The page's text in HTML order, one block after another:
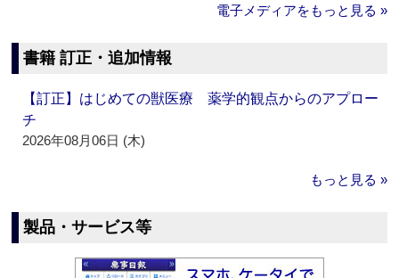
電子メディアをもっと見る »
書籍 訂正・追加情報
【訂正】はじめての獣医療 薬学的観点からのアプロー
チ
2026年08月06日 (木)
もっと見る »
製品・サービス等